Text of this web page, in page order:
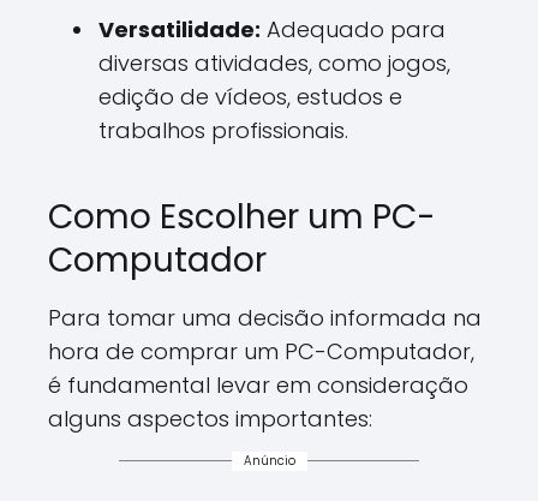
Versatilidade: Adequado para
diversas atividades, como jogos,
edição de vídeos, estudos e
trabalhos profissionais.
Como Escolher um PC-
Computador
Para tomar uma decisão informada na
hora de comprar um PC-Computador,
é fundamental levar em consideração
alguns aspectos importantes:
Anúncio